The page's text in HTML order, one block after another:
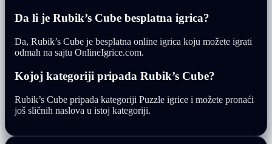
Da li je Rubik’s Cube besplatna igrica?
Da, Rubik’s Cube je besplatna online igrica koju možete igrati
odmah na sajtu OnlineIgrice.com.
Kojoj kategoriji pripada Rubik’s Cube?
Rubik’s Cube pripada kategoriji Puzzle igrice i možete pronaći
još sličnih naslova u istoj kategoriji.